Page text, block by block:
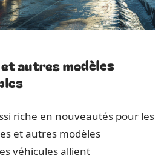
autres modèles
riche en nouveautés pour les
et autres modèles
véhicules allient